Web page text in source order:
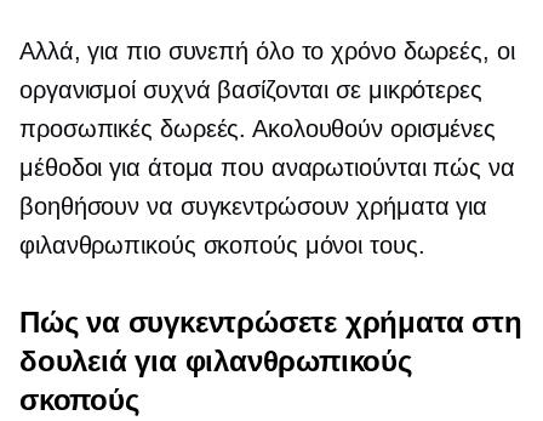
Αλλά, για πιο συνεπή όλο το χρόνοδωρεές, οι
οργανισμοί συχνά βασίζονται σε μικρότερες
προσωπικές δωρεές. Ακολουθούν ορισμένες
μέθοδοι για άτομα που αναρωτιούνται πώς να
βοηθήσουν να συγκεντρώσουν χρήματα για
φιλανθρωπικούς σκοπούς μόνοι τους.
Πώς να συγκεντρώσετε χρήματα στη
δουλειά για φιλανθρωπικούς
σκοπούς